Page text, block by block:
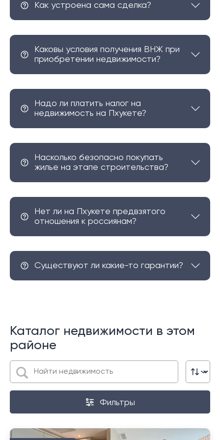
Как устроена сама сделка?
Каковы условия получения ВНЖ при
приобретении недвижимости?
Надо ли платить налог на
недвижимость на Пхукете?
Насколько безопасно покупать
жилье на этапе строительства?
Нет ли на Пхукете предвзятого
отношения к россиянам?
Существуют ли какие-то гарантии?
Каталог недвижимости в этом
районе
Фильтры